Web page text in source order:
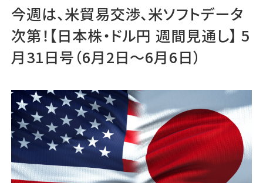
無料講座
コラム
利用者の声
運営会社
ファミリーオフィスとは
関連書籍
今週は、米貿易交渉、米ソフトデータ
次第！【日本株・ドル円 週間見通し】 5
月31日号（6月2日〜6月6日）